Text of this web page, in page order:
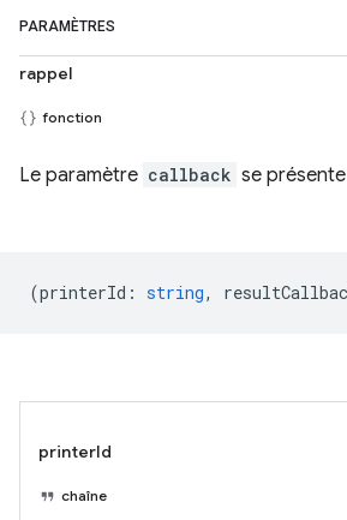
PARAMÈTRES
rappel
fonction
Le paramètre callback se
(printerId : string,
printerId
chaîne